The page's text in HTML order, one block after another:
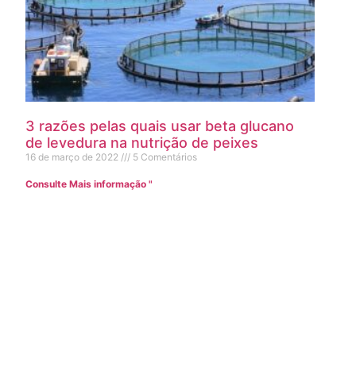
3 razões pelas quais usar beta glucano
de levedura na nutrição de peixes
16 de março de 2022 5 Comentários
Consulte Mais informação "